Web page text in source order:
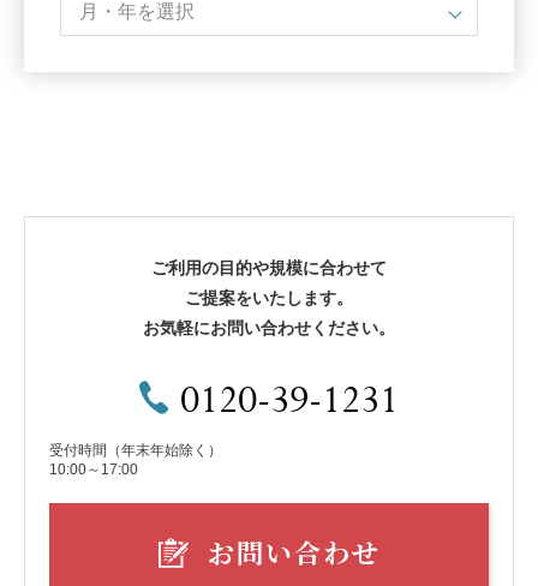
ご利用の目的や規模に合わせて
ご提案をいたします。
お気軽にお問い合わせください。
0120-39-1231
受付時間（年末年始除く）
10:00～17:00
お問い合わせ